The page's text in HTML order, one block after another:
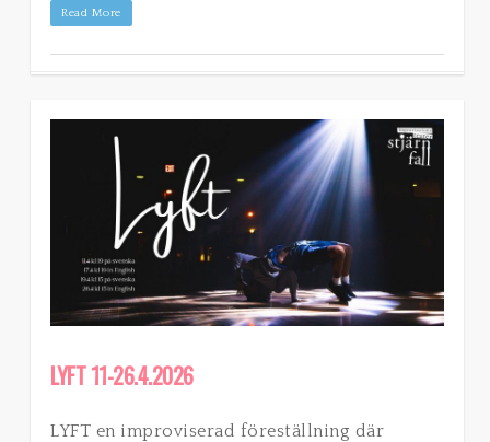
Read More
LYFT 11-26.4.2026
LYFT en improviserad föreställning där